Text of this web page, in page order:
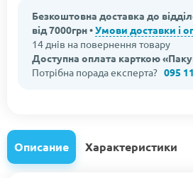
Безкоштовна доставка до
від 7000грн •Умови доставки і
14 днів на повернення товару
Доступна оплата карткою
Потрібна порада експерта? 095
Описание Характеристики